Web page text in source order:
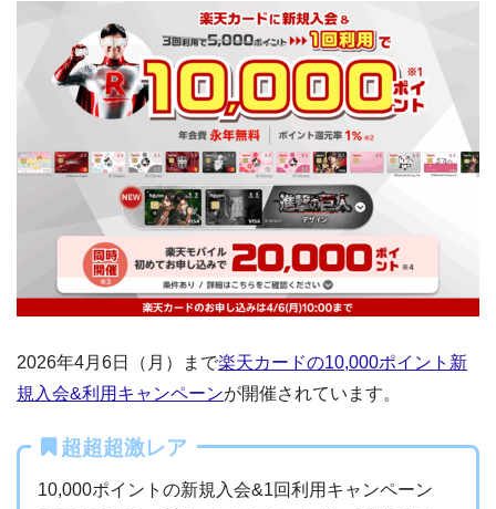
2026年4月6日（月）まで楽天カードの10,000ポイント新
規入会&利用キャンペーンが開催されています。
超超超激レア
10,000ポイントの新規入会&1回利用キャンペーン